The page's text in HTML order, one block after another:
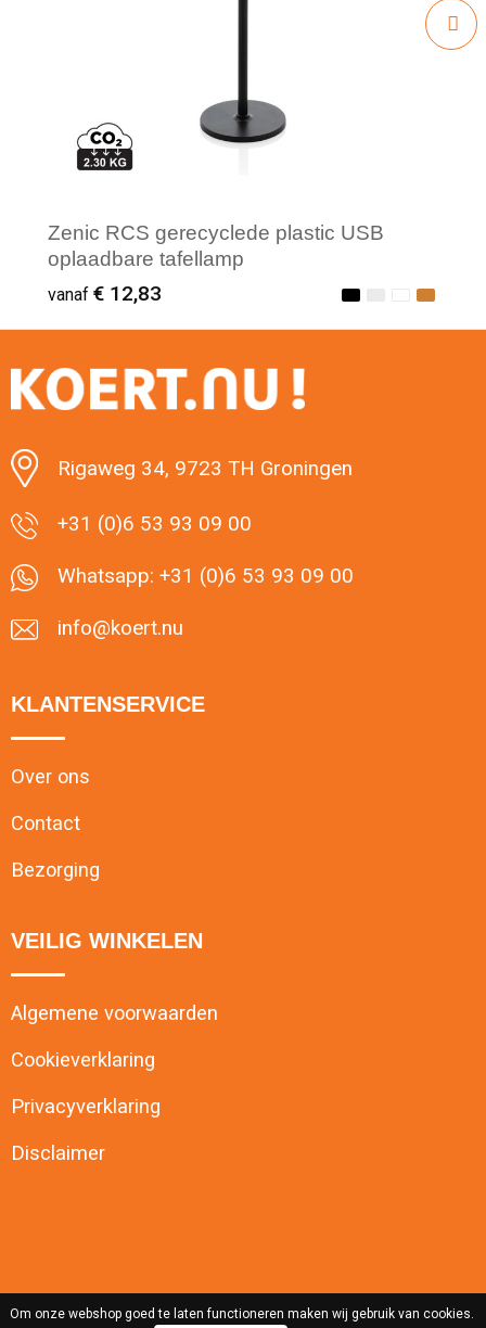
Zenic RCS gerecyclede plastic USB
oplaadbare tafellamp
vanaf € 12,83
Minimale afname: 1
Rigaweg 34, 9723 TH Groningen
+31 (0)6 53 93 09 00
Whatsapp: +31 (0)6 53 93 09 00
info@koert.nu
KLANTENSERVICE
Over ons
Contact
Bezorging
VEILIG WINKELEN
Algemene voorwaarden
Cookieverklaring
Privacyverklaring
Disclaimer
Om onze webshop goed te laten functioneren maken wij gebruik van cookies.